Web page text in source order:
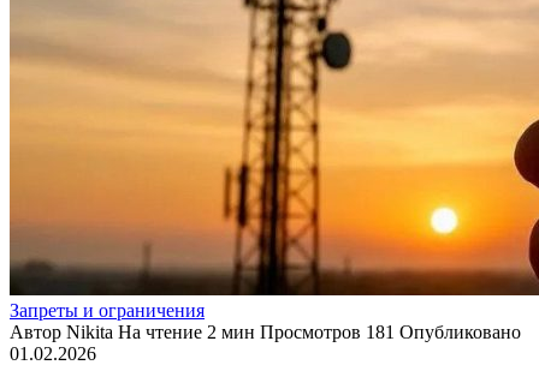
Запреты и ограничения
Автор Nikita На чтение 2 мин Просмотров 181 Опубликовано
01.02.2026